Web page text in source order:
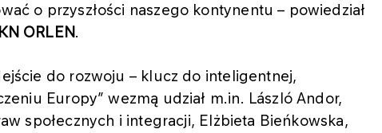
o przyszłości naszego kontynentu – powiedział
ORLEN.
do rozwoju – klucz do inteligentnej,
Europy” wezmą udział m.in. László Andor,
społecznych i integracji, Elżbieta Bieńkowska,